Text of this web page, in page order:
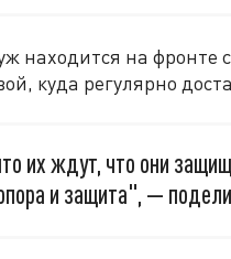
находится на фронте
куда регулярно
их ждут, что они
и защита", —